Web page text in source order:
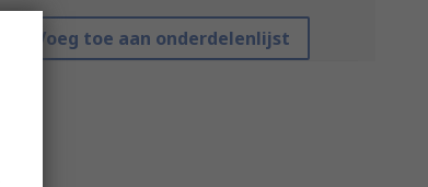
Voeg toe aan onderdelenlijst